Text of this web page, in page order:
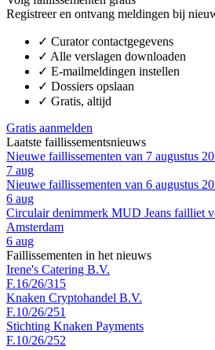
Registreer en ontvang meldingen bij
✓ Curator contactgegevens
✓ Alle verslagen downloaden
✓ E-mailmeldingen instellen
✓ Dossiers opslaan
✓ Gratis, altijd
Gratis aanmelden
Laatste faillissementsnieuws
Nieuwe faillissementen van 7 augustus
7 aug
Nieuwe faillissementen van 6 augustus
6 aug
Circulair denimmerk MUD Jeans failliet
Amsterdam
6 aug
Faillissementen in het nieuws
Irene's Catering B.V.
F.16/26/315
Knaken Cryptohandel B.V.
F.10/26/251
Stichting Knaken Payments
F.10/26/252